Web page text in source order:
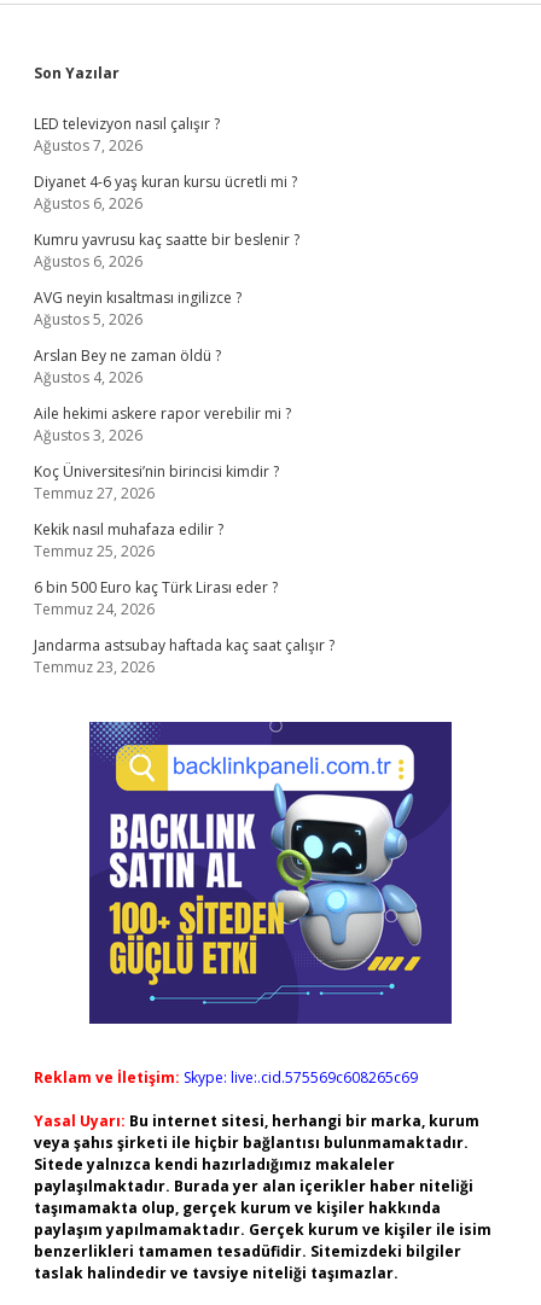
Sidebar
Son Yazılar
LED televizyon nasıl çalışır ?
Ağustos 7, 2026
Diyanet 4-6 yaş kuran kursu ücretli mi ?
Ağustos 6, 2026
Kumru yavrusu kaç saatte bir beslenir ?
Ağustos 6, 2026
AVG neyin kısaltması ingilizce ?
Ağustos 5, 2026
Arslan Bey ne zaman öldü ?
Ağustos 4, 2026
Aile hekimi askere rapor verebilir mi ?
Ağustos 3, 2026
Koç Üniversitesi’nin birincisi kimdir ?
Temmuz 27, 2026
Kekik nasıl muhafaza edilir ?
Temmuz 25, 2026
6 bin 500 Euro kaç Türk Lirası eder ?
Temmuz 24, 2026
Jandarma astsubay haftada kaç saat çalışır ?
Temmuz 23, 2026
Reklam ve İletişim: Skype: live:.cid.575569c608265c69
Yasal Uyarı: Bu internet sitesi, herhangi bir marka, kurum
veya şahıs şirketi ile hiçbir bağlantısı bulunmamaktadır.
Sitede yalnızca kendi hazırladığımız makaleler
paylaşılmaktadır. Burada yer alan içerikler haber niteliği
taşımamakta olup, gerçek kurum ve kişiler hakkında
paylaşım yapılmamaktadır. Gerçek kurum ve kişiler ile isim
benzerlikleri tamamen tesadüfidir. Sitemizdeki bilgiler
taslak halindedir ve tavsiye niteliği taşımazlar.